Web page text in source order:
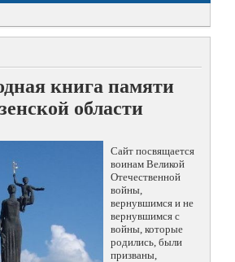
книга памяти
области
Сайт посвящается
воинам Великой
Отечественной
войны,
вернувшимся и не
вернувшимся с
войны, которые
родились, были
призваны,